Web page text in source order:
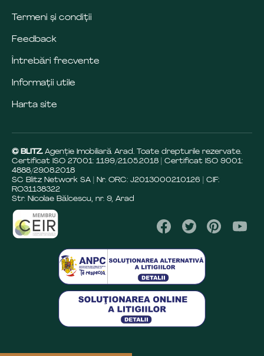
Termeni și condiții
Feedback
Întrebări frecvente
Informații utile
Harta site
© BLITZ. Agenție Imobiliară Arad. Toate drepturile rezervate.
Certificat ISO 27001: 1199/21.05.2018 | Certificat ISO 9001:
4888/29.08.2018
SC Blitz Network SA | Nr. ORC: J2013000210126 | CIF:
RO31138322
Str. Nicolae Bălcescu, nr. 9, Arad